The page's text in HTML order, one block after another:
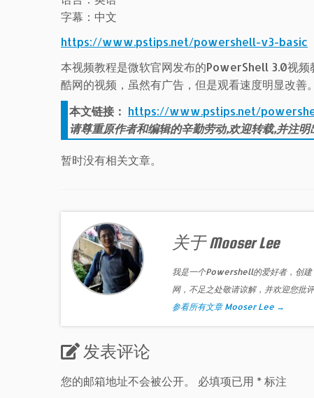
字幕：中文
https://www.pstips.net/powershell-v3-basic
本视频教程是微软官网发布的PowerShell 3.0视
酷网的视频，虽然有广告，但是观看速度明显改善。
本文链接： https://www.pstips.net/
请尊重原作者和编辑的辛勤劳动,欢迎转载,并注明
暂时没有相关文章。
关于 Mooser Lee
我是一个Powershell的爱好者，创建
网，不足之处敬请谅解，并欢迎您批评
参看所有文章 Mooser Lee →
发表评论
您的邮箱地址不会被公开。 必填项已用 *标注